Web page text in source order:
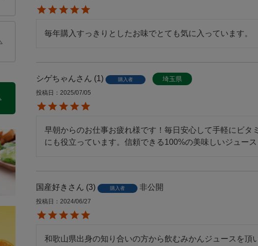
毎年購入すっきりとしたお味でとても気に入っています。
シゲちゃん 1 購入者 埼玉県
投稿日 2025/07/05
早朝からのお仕事お疲れ様です！毎日安心して手軽にビタ
にも役立っています。信頼できる100%の美味しいジュー
国産好き 3 購入者 非公開
投稿日 2024/06/27
和歌山県出身の知り合いの方から飲むみかんジュースを頂